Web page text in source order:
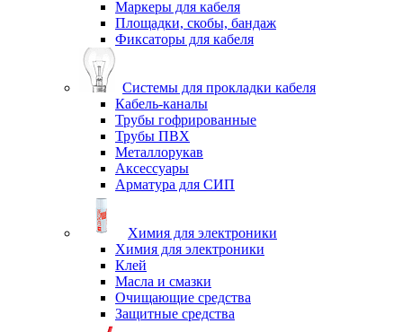
Маркеры для кабеля
Площадки, скобы, бандаж
Фиксаторы для кабеля
Системы для прокладки кабеля
Кабель-каналы
Трубы гофрированные
Трубы ПВХ
Металлорукав
Аксессуары
Арматура для СИП
Химия для электроники
Химия для электроники
Клей
Масла и смазки
Очищающие средства
Защитные средства